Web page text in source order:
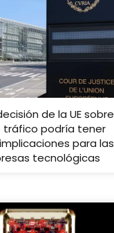
de la UE
tráfico podría tener
para las
tecnológicas